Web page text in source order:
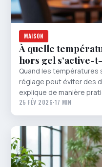
MAISON
À quelle
hors gel s’active-
Quand les températures
réglage peut éviter des
explique de manière
25 FÉV 2026·17 MIN